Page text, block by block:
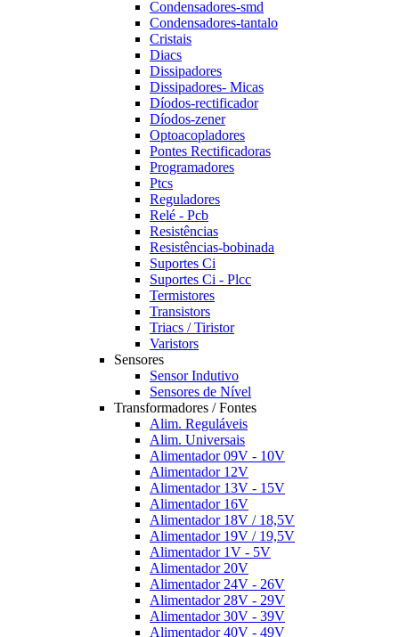
Condensadores-smd
Condensadores-tantalo
Cristais
Diacs
Dissipadores
Dissipadores- Micas
Díodos-rectificador
Díodos-zener
Optoacopladores
Pontes Rectificadoras
Programadores
Ptcs
Reguladores
Relé - Pcb
Resistências
Resistências-bobinada
Suportes Ci
Suportes Ci - Plcc
Termistores
Transistors
Triacs / Tiristor
Varistors
Sensores
Sensor Indutivo
Sensores de Nível
Transformadores / Fontes
Alim. Reguláveis
Alim. Universais
Alimentador 09V - 10V
Alimentador 12V
Alimentador 13V - 15V
Alimentador 16V
Alimentador 18V / 18,5V
Alimentador 19V / 19,5V
Alimentador 1V - 5V
Alimentador 20V
Alimentador 24V - 26V
Alimentador 28V - 29V
Alimentador 30V - 39V
Alimentador 40V - 49V